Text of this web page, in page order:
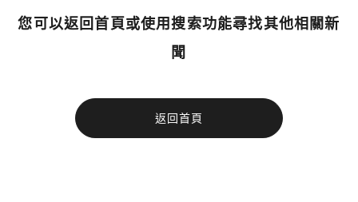
您可以返回首頁或使用搜索功能尋找其他相關新
聞
返回首頁
今日熱門
使用以下帳號繼續
您已閒置5分鐘，請點擊關閉按鈕或空白處，即可回到加密
今日熱門